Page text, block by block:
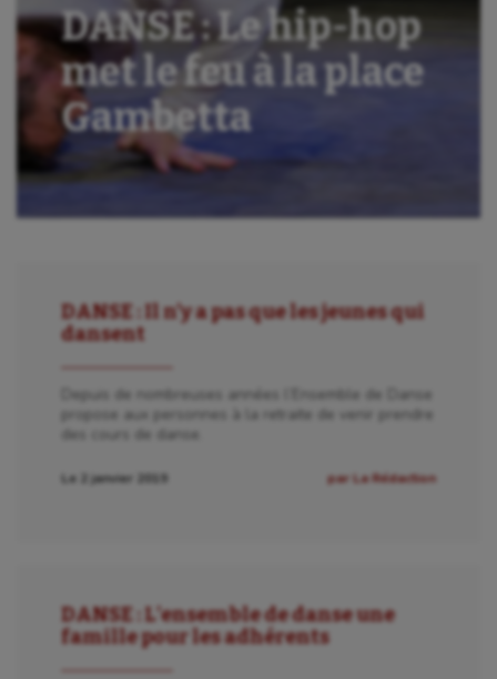
DANSE : Le hip-hop
met le feu à la place
Gambetta
DANSE : Il n’y a pas que les jeunes qui
dansent
Depuis de nombreuses années l’Ensemble de Danse
propose aux personnes à la retraite de venir prendre
des cours de danse.
Le 2 janvier 2019 par La Rédaction
DANSE : L’ensemble de danse une
famille pour les adhérents